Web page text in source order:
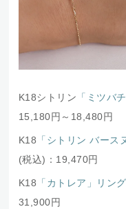
K18シトリン 「ミツバ
15,180円～18,480円
K18 「シトリン バース
(税込)：19,470円
K18 「カトレア」リング
31,900円